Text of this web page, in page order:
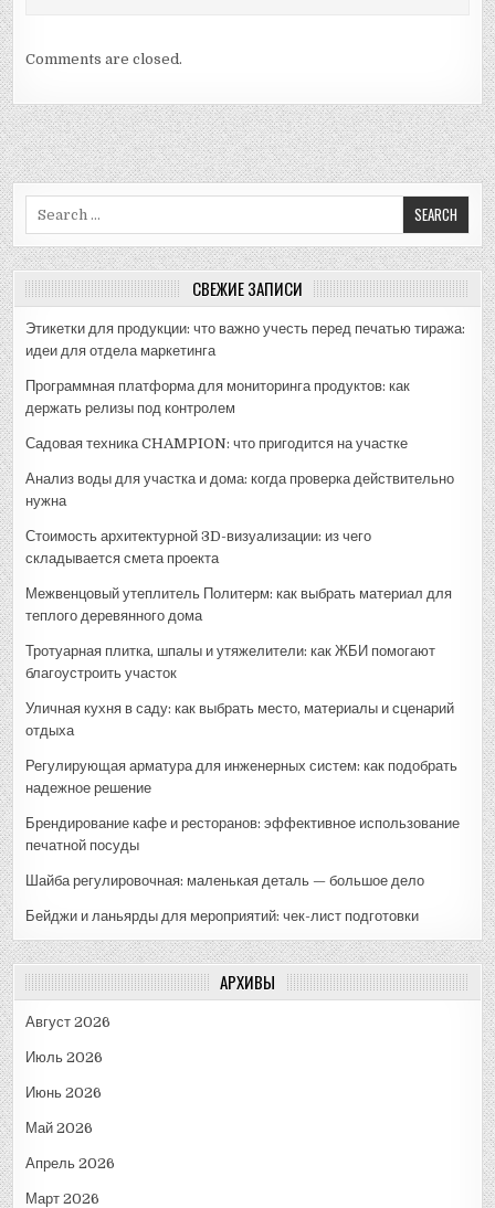
Comments are closed.
СВЕЖИЕ ЗАПИСИ
Этикетки для продукции: что важно учесть перед печатью тиража:
идеи для отдела маркетинга
Программная платформа для мониторинга продуктов: как
держать релизы под контролем
Садовая техника CHAMPION: что пригодится на участке
Анализ воды для участка и дома: когда проверка действительно
нужна
Стоимость архитектурной 3D-визуализации: из чего
складывается смета проекта
Межвенцовый утеплитель Политерм: как выбрать материал для
теплого деревянного дома
Тротуарная плитка, шпалы и утяжелители: как ЖБИ помогают
благоустроить участок
Уличная кухня в саду: как выбрать место, материалы и сценарий
отдыха
Регулирующая арматура для инженерных систем: как подобрать
надежное решение
Брендирование кафе и ресторанов: эффективное использование
печатной посуды
Шайба регулировочная: маленькая деталь — большое дело
Бейджи и ланьярды для мероприятий: чек-лист подготовки
АРХИВЫ
Август 2026
Июль 2026
Июнь 2026
Май 2026
Апрель 2026
Март 2026